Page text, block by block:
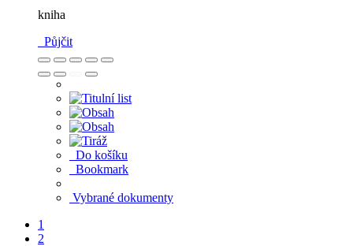
kniha
Půjčit
Do košíku
Bookmark
Vybrané dokumenty
1
2